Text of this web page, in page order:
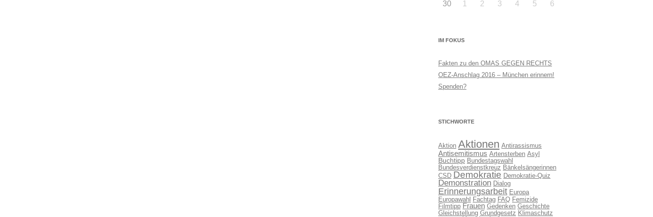
30 1 2 3 4 5 6
IM FOKUS
Fakten zu den OMAS GEGEN RECHTS
OEZ-Anschlag 2016 – München erinnern!
Spenden?
STICHWORTE
Aktion Aktionen Antirassismus
Antisemitismus Artensterben Asyl
Buchtipp Bundestagswahl
Bundesverdienstkreuz Bänkelsängerinnen
CSD Demokratie Demokratie-Quiz
Demonstration Dialog
Erinnerungsarbeit Europa
Europawahl Fachtag FAQ Femizide
Filmtipp Frauen Gedenken Geschichte
Gleichstellung Grundgesetz Klimaschutz